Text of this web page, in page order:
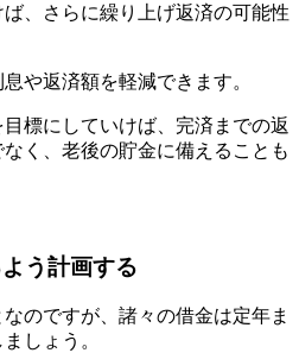
、さらに繰り上げ返済の可能性
や返済額を軽減できます。
標にしていけば、完済までの返
く、老後の貯金に備えることも
う計画する
のですが、諸々の借金は定年ま
しょう。